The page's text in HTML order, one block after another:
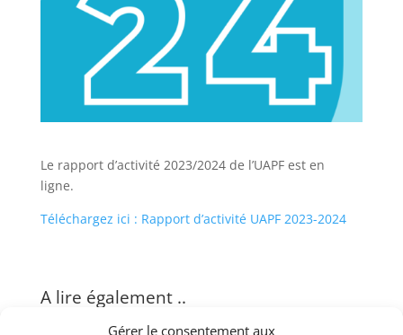
Gérer le consentement aux
Le rapport d’activité 2023/2024 de l’UAPF est en
ligne.
Téléchargez ici : Rapport d’activité UAPF 2023-2024
A lire également ..